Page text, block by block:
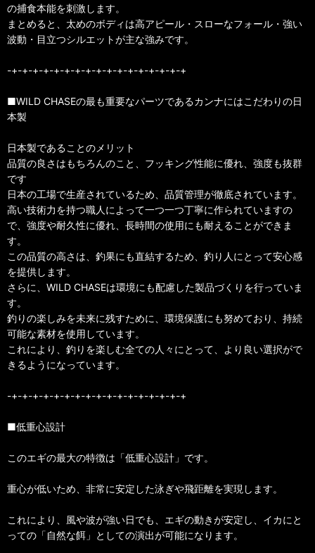
の捕食本能を刺激します。
まとめると、太めのボディは高アピール・スローなフォール・強い
波動・目立つシルエットが主な強みです。
-+-+-+-+-+-+-+-+-+-+-+-+-+-+-+-+-+
■WILD CHASEの最も重要なパーツであるカンナにはこだわりの日
本製
日本製であることのメリット
品質の良さはもちろんのこと、フッキング性能に優れ、強度も抜群
です
日本の工場で生産されているため、品質管理が徹底されています。
高い技術力を持つ職人によって一つ一つ丁寧に作られていますの
で、強度や耐久性に優れ、長時間の使用にも耐えることができま
す。
この品質の高さは、釣果にも直結するため、釣り人にとって安心感
を提供します。
さらに、WILD CHASEは環境にも配慮した製品づくりを行っていま
す。
釣りの楽しみを未来に残すために、環境保護にも努めており、持続
可能な素材を使用しています。
これにより、釣りを楽しむ全ての人々にとって、より良い選択がで
きるようになっています。
-+-+-+-+-+-+-+-+-+-+-+-+-+-+-+-+-+
■低重心設計
このエギの最大の特徴は「低重心設計」です。
重心が低いため、非常に安定した泳ぎや飛距離を実現します。
これにより、風や波が強い日でも、エギの動きが安定し、イカにと
っての「自然な餌」としての演出が可能になります。